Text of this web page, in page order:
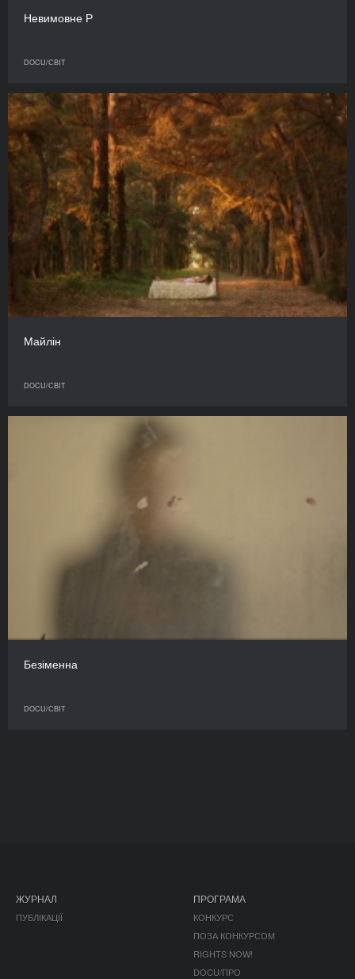
Невимовне Р
DOCU/СВІТ
Майлін
DOCU/СВІТ
Безіменна
DOCU/СВІТ
ЖУРНАЛ
ПУБЛІКАЦІЇ
ПРОГРАМА
КОНКУРС
ПОЗА КОНКУРСОМ
RIGHTS NOW!
DOCU/ПРО